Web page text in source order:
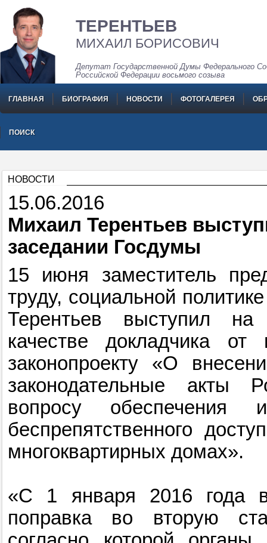
ТЕРЕНТЬЕВ
МИХАИЛ БОРИСОВИЧ
Депутат Государственной Думы Федерального
Российской Федерации восьмого созыва
ГЛАВНАЯ БИОГРАФИЯ НОВОСТИ ФОТОГАЛЕРЕЯ
ПОИСК
НОВОСТИ
15.06.2016
Михаил Терентьев
заседании Госдумы
15 июня заместитель
труду, социальной
Терентьев выступил
качестве докладчика от
законопроекту «О
законодательные акты
вопросу обеспечения
беспрепятственного
многоквартирных домах».
«С 1 января 2016 года
поправка во вторую